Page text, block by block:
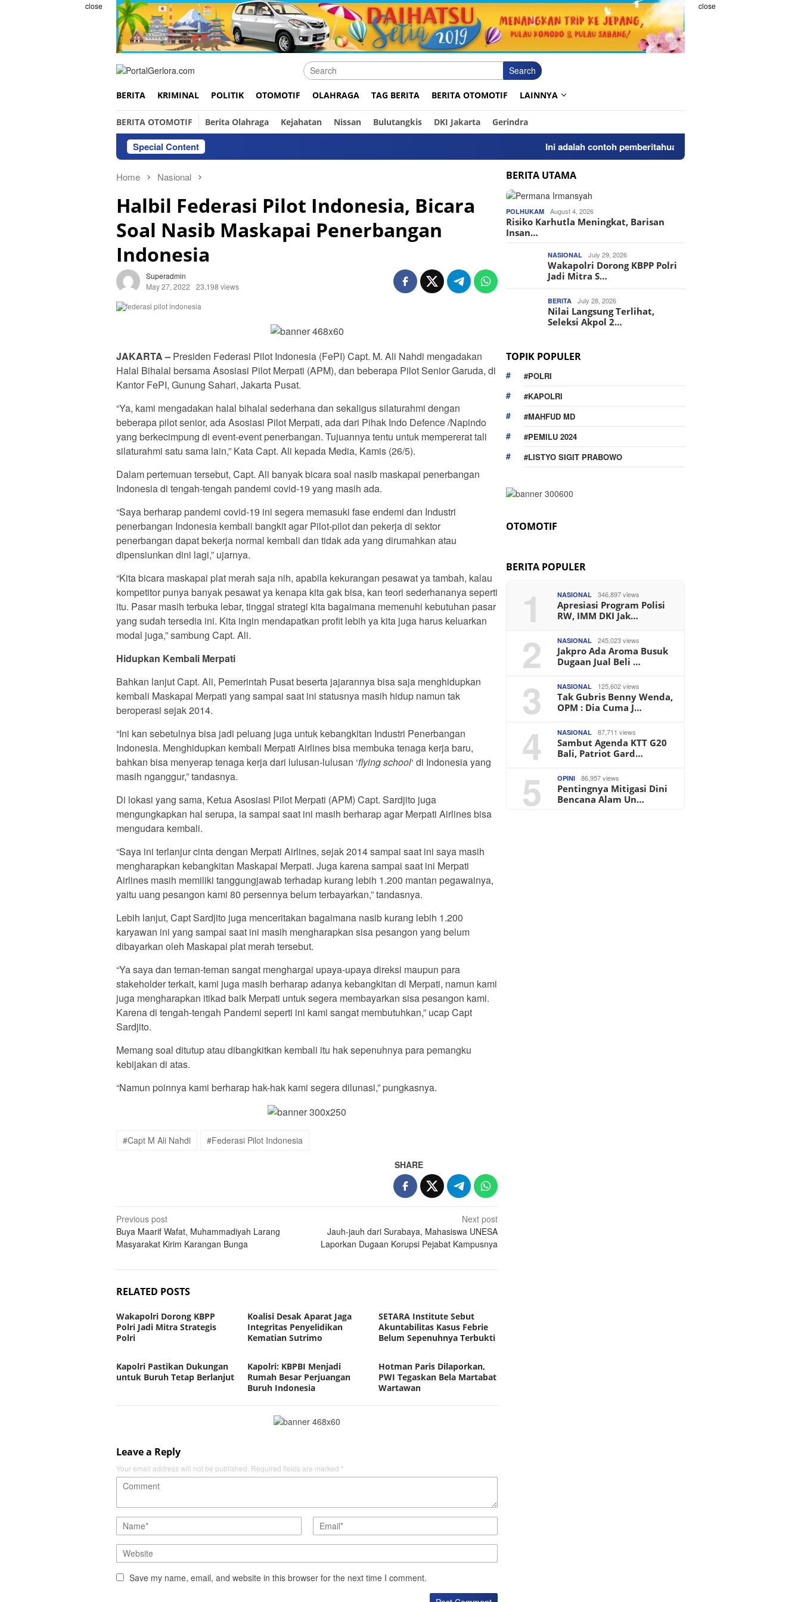
close close
Search
BERITA KRIMINAL POLITIK OTOMOTIF OLAHRAGA TAG BERITA BERITA OTOMOTIF LAINNYA
BERITA OTOMOTIF Berita Olahraga Kejahatan Nissan Bulutangkis DKI Jakarta Gerindra
Special Content Ini adalah contoh pemberitahuan kepada pengunjung anda.
Home Nasional
Halbil Federasi Pilot Indonesia, Bicara
Soal Nasib Maskapai Penerbangan
Indonesia
Superadmin
May 27, 2022
23,198 views
JAKARTA – Presiden Federasi Pilot Indonesia (FePI) Capt. M. Ali Nahdi mengadakan
Halal Bihalal bersama Asosiasi Pilot Merpati (APM), dan beberapa Pilot Senior Garuda, di
Kantor FePI, Gunung Sahari, Jakarta Pusat.
“Ya, kami mengadakan halal bihalal sederhana dan sekaligus silaturahmi dengan
beberapa pilot senior, ada Asosiasi Pilot Merpati, ada dari Pihak Indo Defence /Napindo
yang berkecimpung di event-event penerbangan. Tujuannya tentu untuk mempererat tali
silaturahmi satu sama lain,” Kata Capt. Ali kepada Media, Kamis (26/5).
Dalam pertemuan tersebut, Capt. Ali banyak bicara soal nasib maskapai penerbangan
Indonesia di tengah-tengah pandemi covid-19 yang masih ada.
“Saya berharap pandemi covid-19 ini segera memasuki fase endemi dan Industri
penerbangan Indonesia kembali bangkit agar Pilot-pilot dan pekerja di sektor
penerbangan dapat bekerja normal kembali dan tidak ada yang dirumahkan atau
dipensiunkan dini lagi,” ujarnya.
“Kita bicara maskapai plat merah saja nih, apabila kekurangan pesawat ya tambah, kalau
kompetitor punya banyak pesawat ya kenapa kita gak bisa, kan teori sederhananya seperti
itu. Pasar masih terbuka lebar, tinggal strategi kita bagaimana memenuhi kebutuhan pasar
yang sudah tersedia ini. Kita ingin mendapatkan profit lebih ya kita juga harus keluarkan
modal juga,” sambung Capt. Ali.
Hidupkan Kembali Merpati
Bahkan lanjut Capt. Ali, Pemerintah Pusat beserta jajarannya bisa saja menghidupkan
kembali Maskapai Merpati yang sampai saat ini statusnya masih hidup namun tak
beroperasi sejak 2014.
“Ini kan sebetulnya bisa jadi peluang juga untuk kebangkitan Industri Penerbangan
Indonesia. Menghidupkan kembali Merpati Airlines bisa membuka tenaga kerja baru,
bahkan bisa menyerap tenaga kerja dari lulusan-lulusan ‘flying school‘ di Indonesia yang
masih nganggur,” tandasnya.
Di lokasi yang sama, Ketua Asosiasi Pilot Merpati (APM) Capt. Sardjito juga
mengungkapkan hal serupa, ia sampai saat ini masih berharap agar Merpati Airlines bisa
mengudara kembali.
“Saya ini terlanjur cinta dengan Merpati Airlines, sejak 2014 sampai saat ini saya masih
mengharapkan kebangkitan Maskapai Merpati. Juga karena sampai saat ini Merpati
Airlines masih memiliki tanggungjawab terhadap kurang lebih 1.200 mantan pegawainya,
yaitu uang pesangon kami 80 persennya belum terbayarkan,” tandasnya.
Lebih lanjut, Capt Sardjito juga menceritakan bagaimana nasib kurang lebih 1.200
karyawan ini yang sampai saat ini masih mengharapkan sisa pesangon yang belum
dibayarkan oleh Maskapai plat merah tersebut.
“Ya saya dan teman-teman sangat menghargai upaya-upaya direksi maupun para
stakeholder terkait, kami juga masih berharap adanya kebangkitan di Merpati, namun kami
juga mengharapkan itikad baik Merpati untuk segera membayarkan sisa pesangon kami.
Karena di tengah-tengah Pandemi seperti ini kami sangat membutuhkan,” ucap Capt
Sardjito.
Memang soal ditutup atau dibangkitkan kembali itu hak sepenuhnya para pemangku
kebijakan di atas.
“Namun poinnya kami berharap hak-hak kami segera dilunasi,” pungkasnya.
#Capt M Ali Nahdi #Federasi Pilot Indonesia
SHARE
Post
navigation
Previous post
Buya Maarif Wafat, Muhammadiyah Larang
Masyarakat Kirim Karangan Bunga
Next post
Jauh-jauh dari Surabaya, Mahasiswa UNESA
Laporkan Dugaan Korupsi Pejabat Kampusnya
RELATED POSTS
Wakapolri Dorong KBPP
Polri Jadi Mitra Strategis
Polri
Koalisi Desak Aparat Jaga
Integritas Penyelidikan
Kematian Sutrimo
SETARA Institute Sebut
Akuntabilitas Kasus Febrie
Belum Sepenuhnya Terbukti
Kapolri Pastikan Dukungan
untuk Buruh Tetap Berlanjut
Kapolri: KBPBI Menjadi
Rumah Besar Perjuangan
Buruh Indonesia
Hotman Paris Dilaporkan,
PWI Tegaskan Bela Martabat
Wartawan
Leave a Reply
Your email address will not be published. Required fields are marked *
Save my name, email, and website in this browser for the next time I comment.
BERITA UTAMA
POLHUKAM August 4, 2026
Risiko Karhutla Meningkat, Barisan
Insan…
NASIONAL July 29, 2026
Wakapolri Dorong KBPP Polri
Jadi Mitra S…
BERITA July 28, 2026
Nilai Langsung Terlihat,
Seleksi Akpol 2…
TOPIK POPULER
#POLRI
#KAPOLRI
#MAHFUD MD
#PEMILU 2024
#LISTYO SIGIT PRABOWO
OTOMOTIF
BERITA POPULER
1 NASIONAL 346,897 views
Apresiasi Program Polisi
RW, IMM DKI Jak…
2 NASIONAL 245,023 views
Jakpro Ada Aroma Busuk
Dugaan Jual Beli …
3 NASIONAL 125,602 views
Tak Gubris Benny Wenda,
OPM : Dia Cuma J…
4 NASIONAL 87,711 views
Sambut Agenda KTT G20
Bali, Patriot Gard…
5 OPINI 86,957 views
Pentingnya Mitigasi Dini
Bencana Alam Un…